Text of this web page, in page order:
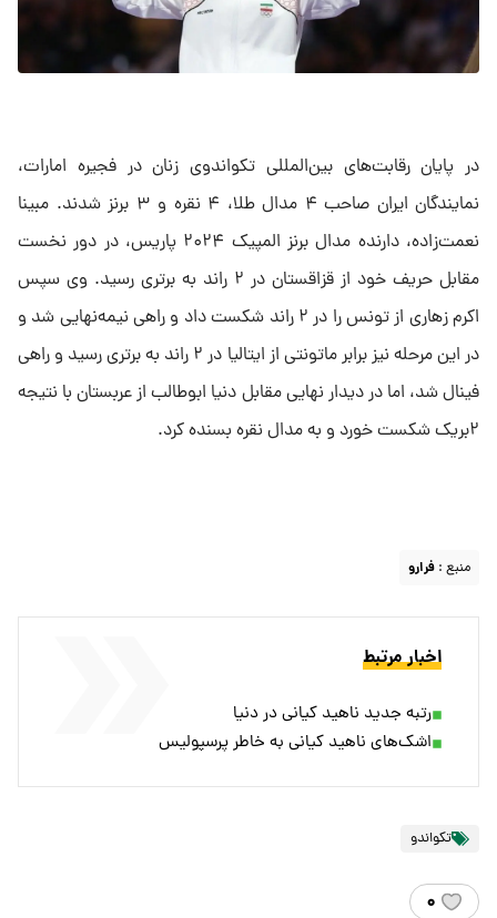
در پایان رقابت‌های بین‌المللی تکواندوی زنان در فجیره امارات،
نمایندگان ایران صاحب ۴ مدال طلا، ۴ نقره و ۳ برنز شدند. مبینا
نعمت‌زاده، دارنده مدال برنز المپیک ۲۰۲۴ پاریس، در دور نخست
مقابل حریف خود از قزاقستان در ۲ راند به برتری رسید. وی سپس
اکرم زهاری از تونس را در ۲ راند شکست داد و راهی نیمه‌نهایی شد و
در این مرحله نیز برابر ماتونتی از ایتالیا در ۲ راند به برتری رسید و راهی
فینال شد، اما در دیدار نهایی مقابل دنیا ابوطالب از عربستان با نتیجه
۲بریک شکست خورد و به مدال نقره بسنده کرد.
منبع : فرارو
اخبار مرتبط
رتبه جدید ناهید کیانی در دنیا
اشک‌های ناهید کیانی به خاطر پرسپولیس
تکواندو
۰